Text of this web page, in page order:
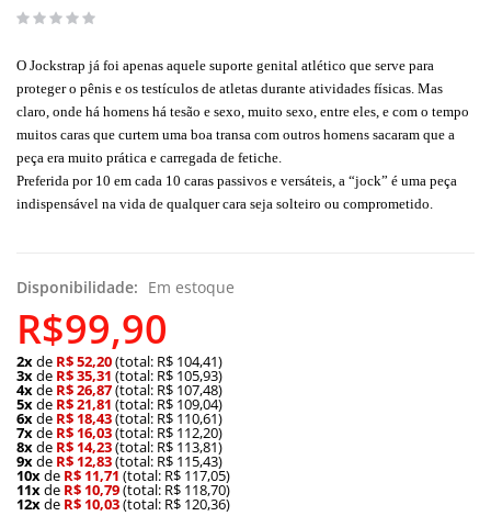
O Jockstrap já foi apenas aquele suporte genital atlético que serve para
proteger o pênis e os testículos de atletas durante atividades físicas. Mas
claro, onde há homens há tesão e sexo, muito sexo, entre eles, e com o tempo
muitos caras que curtem uma boa transa com outros homens sacaram que a
peça era muito prática e carregada de fetiche.
Preferida por 10 em cada 10 caras passivos e versáteis, a “jock” é uma peça
indispensável na vida de qualquer cara seja solteiro ou comprometido.
Disponibilidade: Em estoque
R$99,90
2xde R$ 52,20(total: R$ 104,41)
3xde R$ 35,31 (total: R$ 105,93)
4xde R$ 26,87(total: R$ 107,48)
5xde R$ 21,81 (total: R$ 109,04)
6xde R$ 18,43(total: R$ 110,61)
7xde R$ 16,03(total: R$ 112,20)
8xde R$ 14,23(total: R$ 113,81)
9xde R$ 12,83(total: R$ 115,43)
10xde R$ 11,71(total: R$ 117,05)
11xde R$ 10,79(total: R$ 118,70)
12xde R$ 10,03(total: R$ 120,36)